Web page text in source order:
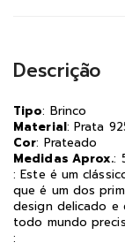
Descrição
Tipo: Brinco
Material: Prata
Cor: Prateado
Medidas Aprox.:
: Este é um
que é um dos
design delicado e
todo mundo
: